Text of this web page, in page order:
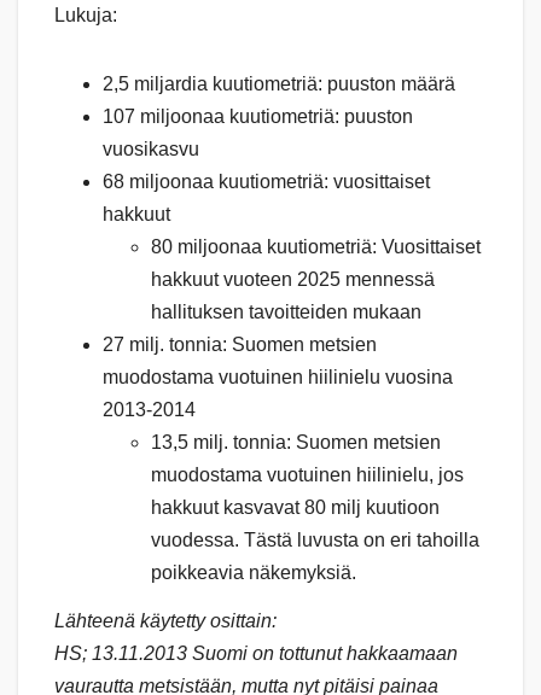
Lukuja:
2,5 miljardia kuutiometriä: puuston määrä
107 miljoonaa kuutiometriä: puuston
vuosikasvu
68 miljoonaa kuutiometriä: vuosittaiset
hakkuut
80 miljoonaa kuutiometriä: Vuosittaiset
hakkuut vuoteen 2025 mennessä
hallituksen tavoitteiden mukaan
27 milj. tonnia: Suomen metsien
muodostama vuotuinen hiilinielu vuosina
2013-2014
13,5 milj. tonnia: Suomen metsien
muodostama vuotuinen hiilinielu, jos
hakkuut kasvavat 80 milj kuutioon
vuodessa. Tästä luvusta on eri tahoilla
poikkeavia näkemyksiä.
Lähteenä käytetty osittain:
HS; 13.11.2013 Suomi on tottunut hakkaamaan
vaurautta metsistään, mutta nyt pitäisi painaa